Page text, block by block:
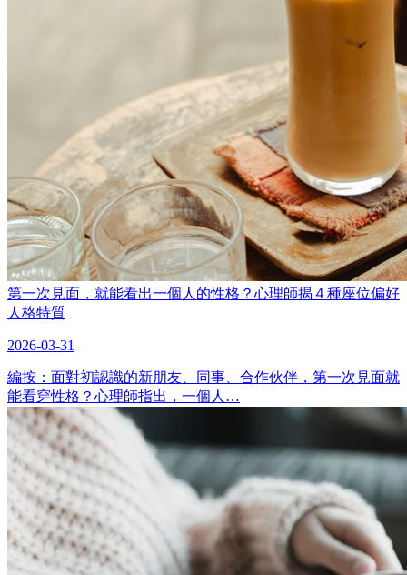
第一次見面，就能看出一個人的性格？心理師揭４種座位偏好
人格特質
2026-03-31
編按：面對初認識的新朋友、同事、合作伙伴，第一次見面就
能看穿性格？心理師指出，一個人…